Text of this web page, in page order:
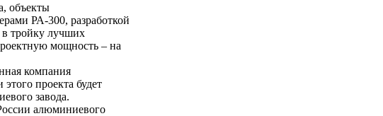
объекты
РА-300, разработкой
в тройку лучших
мощность – на
компания
проекта будет
завода.
алюминиевого